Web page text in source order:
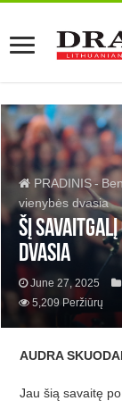
PRADINIS -
vienybės dvasia
Šį savaitgalį
dvasia
June 27, 2025
5,209 Peržiūrų
AUDRA
Jau šiąsavaitę